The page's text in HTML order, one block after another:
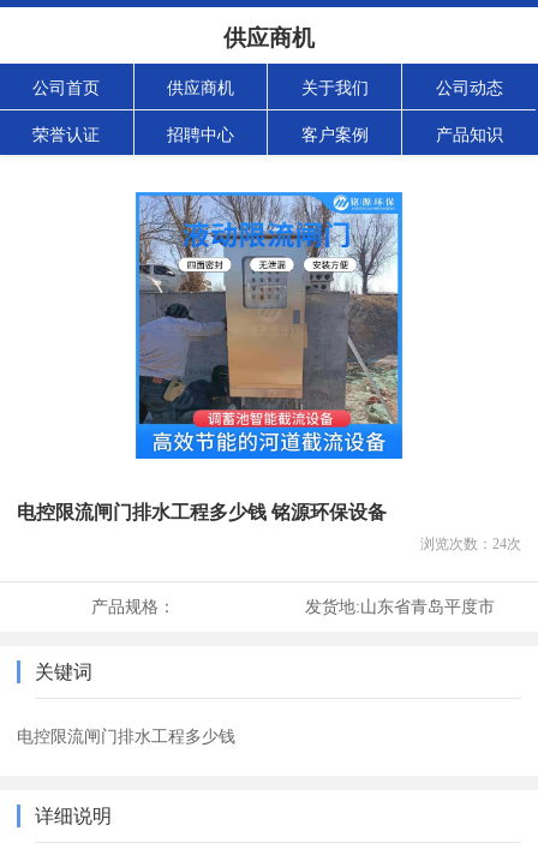
供应商机
公司首页 供应商机 关于我们 公司动态
荣誉认证 招聘中心 客户案例 产品知识
电控限流闸门排水工程多少钱 铭源环保设备
浏览次数： 24次
产品规格： 发货地:山东省青岛平度市
关键词
电控限流闸门排水工程多少钱
详细说明